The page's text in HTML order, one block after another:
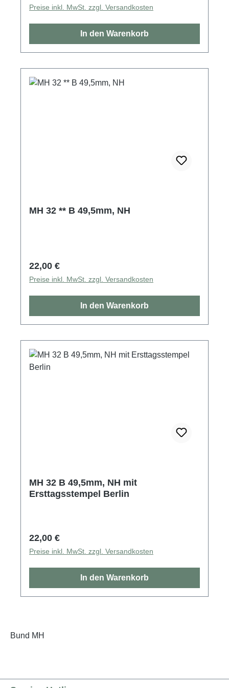
Preise inkl. MwSt. zzgl. Versandkosten
In den Warenkorb
MH 32 ** B 49,5mm, NH
Regulärer Preis:
22,00 €
Preise inkl. MwSt. zzgl. Versandkosten
In den Warenkorb
MH 32 B 49,5mm, NH mit
Ersttagsstempel Berlin
Regulärer Preis:
22,00 €
Preise inkl. MwSt. zzgl. Versandkosten
In den Warenkorb
Bund MH